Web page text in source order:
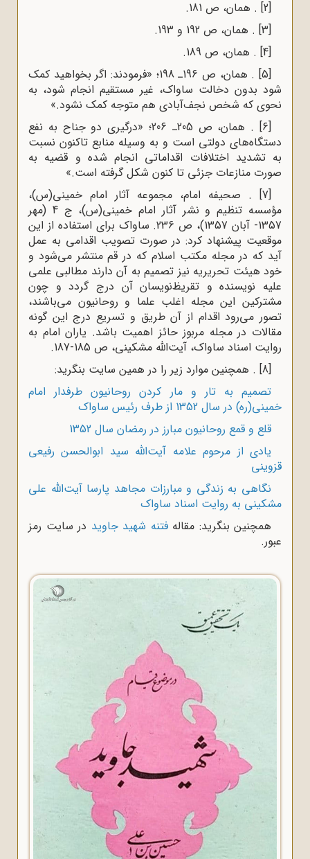
[2] . همان، ص 181.
[3] . همان، ص 192 و 193.
[4] . همان، ص 189.
[5]
. همان، ص 196ـ 198؛ «فرمودند: اگر بخواهید کمک
شود بدون دخالت ساواک، غیر مستقیم انجام شود، به
نحوی که شخص نجف‌آبادی هم متوجه کمک نشود.»
[6]
. همان، ص 205ـ 206؛ «درگیری دو جناح به نفع
دستگاه‌های دولتی است و به وسیله منابع تاکنون نسبت
به تشدید اختلافات اقداماتی انجام شده و قضیه به
صورت منازعات جزئی تا کنون شکل گرفته است.»
[7] . صحیفه امام، مجموعه آثار امام خمینی(س)،
مؤسسه تنظیم و نشر آثار امام خمینی(س)، ج 4 (مهر
1357- آبان 1357)، ص 236. ساواک برای استفاده از این
موقعیت پیشنهاد کرد: در صورت تصویب اقدامی به عمل
آید که در مجله مکتب اسلام که در قم منتشر می‌شود و
خود هیئت تحریریه نیز تصمیم به آن دارند مطالبی علمی
علیه نویسنده و تقریظ‌نویسان آن درج گردد و چون
مشترکین این مجله اغلب علما و روحانیون می‌باشند،
تصور می‌رود اقدام از آن طریق و تسریع درج این گونه
مقالات در مجله مربوز حائز اهمیت باشد. یاران امام به
روایت اسناد ساواک‌، آیت‌الله مشکینی، ص 185-187.
[8] . همچنین موارد زیر را در همین سایت بنگرید:
تصمیم به تار و مار کردن روحانیون طرفدار امام
خمینی(ره) در سال 1352 از طرف رئیس ساواک
قلع و قمع روحانیون مبارز در رمضان سال 1352
یادی از مرحوم علامه آیت‌الله سید ابوالحسن رفیعی
قزوینی
نگاهی به زندگی و مبارزات مجاهد پارسا آیت‌الله علی
مشکینی به روایت اسناد ساواک
همچنین بنگرید: مقالهفتنه شهید جاوید در سایت رمز
عبور.